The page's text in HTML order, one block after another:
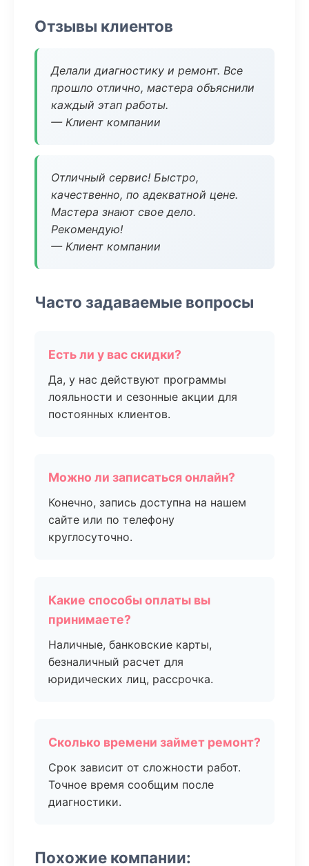
Отзывы клиентов
Делали диагностику и ремонт. Все
прошло отлично, мастера объяснили
каждый этап работы.
— Клиент компании
Отличный сервис! Быстро,
качественно, по адекватной цене.
Мастера знают свое дело.
Рекомендую!
— Клиент компании
Часто задаваемые вопросы
Есть ли у вас скидки?
Да, у нас действуют программы
лояльности и сезонные акции для
постоянных клиентов.
Можно ли записаться онлайн?
Конечно, запись доступна на нашем
сайте или по телефону
круглосуточно.
Какие способы оплаты вы
принимаете?
Наличные, банковские карты,
безналичный расчет для
юридических лиц, рассрочка.
Сколько времени займет ремонт?
Срок зависит от сложности работ.
Точное время сообщим после
диагностики.
Похожие компании: